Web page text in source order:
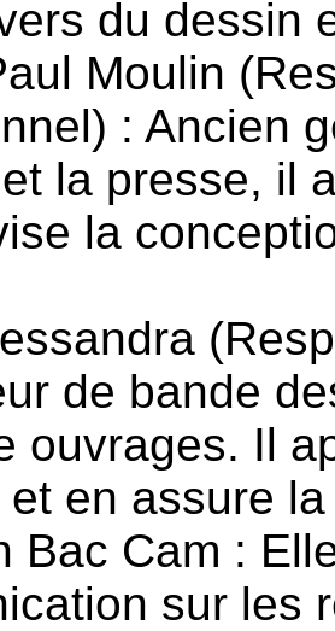
du dessin
Moulin
: Ancien
la presse, il
la
de bande
ouvrages. Il
et en assure
Bac Cam :
sur les